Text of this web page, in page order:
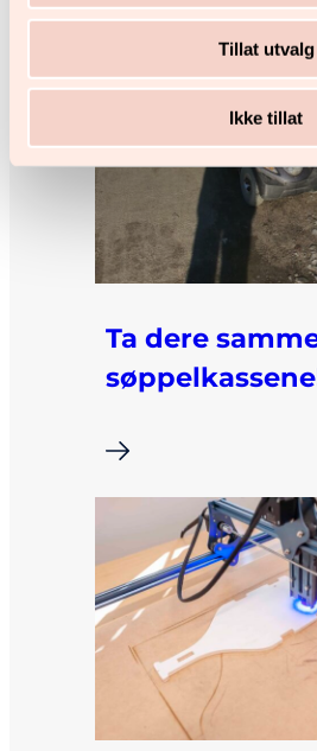
Tillat utvalg
Ikke tillat
Ta dere
i